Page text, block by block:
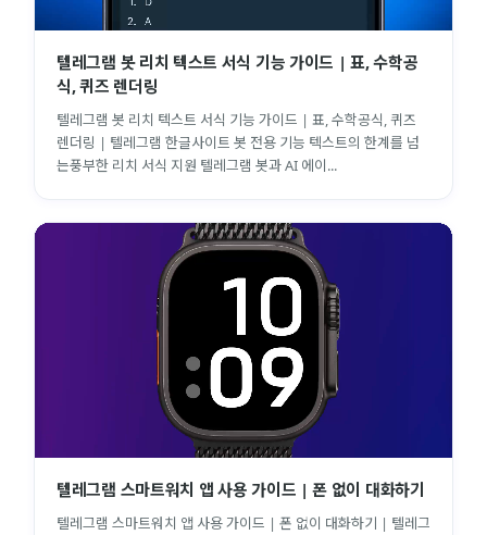
텔레그램 봇 리치 텍스트 서식 기능 가이드 | 표, 수학공
식, 퀴즈 렌더링
텔레그램 봇 리치 텍스트 서식 기능 가이드 | 표, 수학공식, 퀴즈
렌더링 | 텔레그램 한글사이트 봇 전용 기능 텍스트의 한계를 넘
는풍부한 리치 서식 지원 텔레그램 봇과 AI 에이...
텔레그램 스마트워치 앱 사용 가이드 | 폰 없이 대화하기
텔레그램 스마트워치 앱 사용 가이드 | 폰 없이 대화하기 | 텔레그